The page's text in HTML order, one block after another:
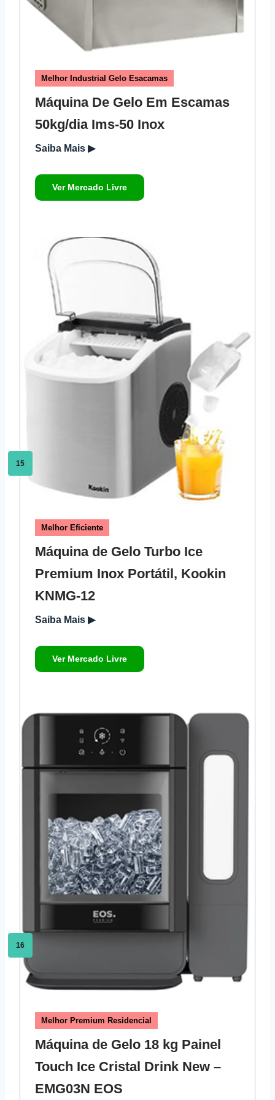
Melhor Industrial Gelo Esacamas
Máquina De Gelo Em Escamas
50kg/dia Ims-50 Inox
Saiba Mais ▶
Ver Mercado Livre
15
Melhor Eficiente
Máquina de Gelo Turbo Ice
Premium Inox Portátil, Kookin
KNMG-12
Saiba Mais ▶
Ver Mercado Livre
16
Melhor Premium Residencial
Máquina de Gelo 18 kg Painel
Touch Ice Cristal Drink New –
EMG03N EOS